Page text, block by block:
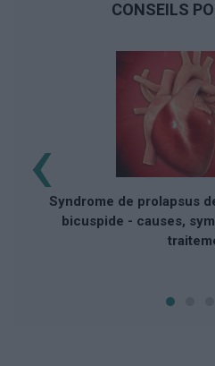
CONSEILS
Syndrome de prolapsus
bicuspide - causes,
‹